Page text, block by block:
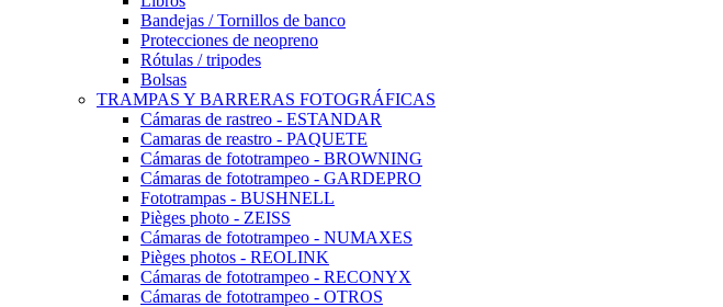
Bandejas / Tornillos de banco
Protecciones de neopreno
Rótulas / tripodes
Bolsas
TRAMPAS Y BARRERAS FOTOGRÁFICAS
Cámaras de rastreo - ESTANDAR
Camaras de reastro - PAQUETE
Cámaras de fototrampeo - BROWNING
Cámaras de fototrampeo - GARDEPRO
Fototrampas - BUSHNELL
Pièges photo - ZEISS
Cámaras de fototrampeo - NUMAXES
Pièges photos - REOLINK
Cámaras de fototrampeo - RECONYX
Cámaras de fototrampeo - OTROS